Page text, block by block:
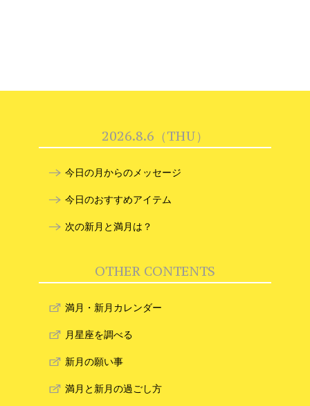
2026.8.6（THU）
今日の月からのメッセージ
今日のおすすめアイテム
次の新月と満月は？
OTHER CONTENTS
満月・新月カレンダー
月星座を調べる
新月の願い事
満月と新月の過ごし方